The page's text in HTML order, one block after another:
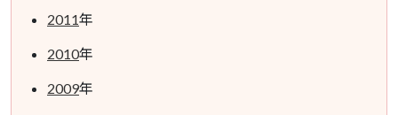
2011年
2010年
2009年